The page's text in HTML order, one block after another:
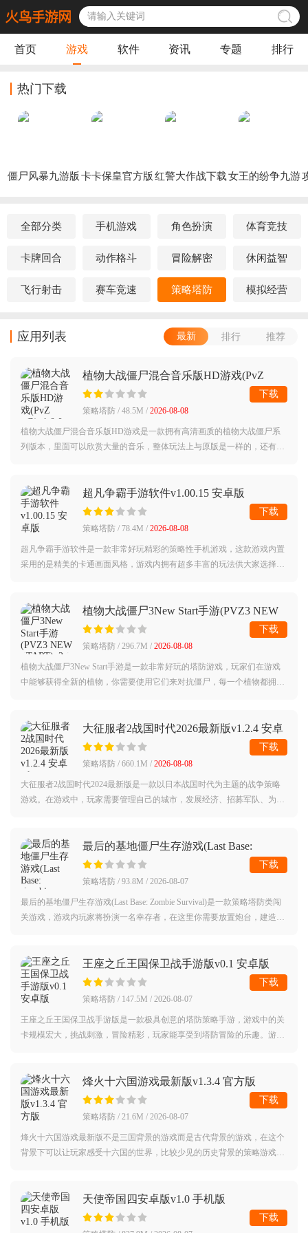
首页 游戏 软件 资讯 专题 排行
热门下载
僵尸风暴九游版 卡卡保皇官方版 红警大作战下载女王的纷争九游
全部分类 手机游戏 角色扮演 体育竞技
卡牌回合 动作格斗 冒险解密 休闲益智
飞行射击 赛车竞速 策略塔防 模拟经营
应用列表 最新 排行 推荐
植物大战僵尸混合音乐版HD游戏(PvZ
HD)v1.0.0 安卓版
策略塔防 / 48.5M / 2026-08-08
植物大战僵尸混合音乐版HD游戏是一款拥有高清画质的植物大战僵尸系
列版本，里面可以欣赏大量的音乐，整体玩法上与原版是一样的，还有海
下载
超凡争霸手游软件v1.00.15 安卓版
策略塔防 / 78.4M / 2026-08-08
超凡争霸手游软件是一款非常好玩精彩的策略性手机游戏，这款游戏内置
采用的是精美的卡通画面风格，游戏内拥有超多丰富的玩法供大家选择，
下载
植物大战僵尸3New Start手游(PVZ3 NEW
START)v2.1.0 安卓版
策略塔防 / 296.7M / 2026-08-08
植物大战僵尸3New Start手游是一款非常好玩的塔防游戏，玩家们在游戏
中能够获得全新的植物，你需要使用它们来对抗僵尸，每一个植物都拥有
下载
大征服者2战国时代2026最新版v1.2.4 安卓
版
策略塔防 / 660.1M / 2026-08-08
大征服者2战国时代2024最新版是一款以日本战国时代为主题的战争策略
游戏。在游戏中，玩家需要管理自己的城市，发展经济、招募军队、为征
下载
最后的基地僵尸生存游戏(Last Base:
Zombie Survival)v2.0.41 安卓版
策略塔防 / 93.8M / 2026-08-07
最后的基地僵尸生存游戏(Last Base: Zombie Survival)是一款策略塔防类闯
关游戏，游戏内玩家将扮演一名幸存者，在这里你需要放置炮台，建造防
下载
王座之丘王国保卫战手游版v0.1 安卓版
策略塔防 / 147.5M / 2026-08-07
王座之丘王国保卫战手游版是一款极具创意的塔防策略手游，游戏中的关
卡规模宏大，挑战刺激，冒险精彩，玩家能享受到塔防冒险的乐趣。游戏
下载
烽火十六国游戏最新版v1.3.4 官方版
策略塔防 / 21.6M / 2026-08-07
烽火十六国游戏最新版不是三国背景的游戏而是古代背景的游戏，在这个
背景下可以让玩家感受十六国的世界，比较少见的历史背景的策略游戏，
下载
天使帝国四安卓版v1.0 手机版
下载